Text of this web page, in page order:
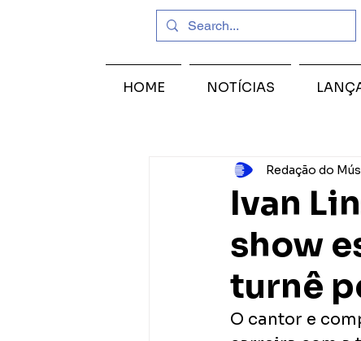
Ivan
show
turnê
Redação do
O cantor e
HOME NOTÍCIAS